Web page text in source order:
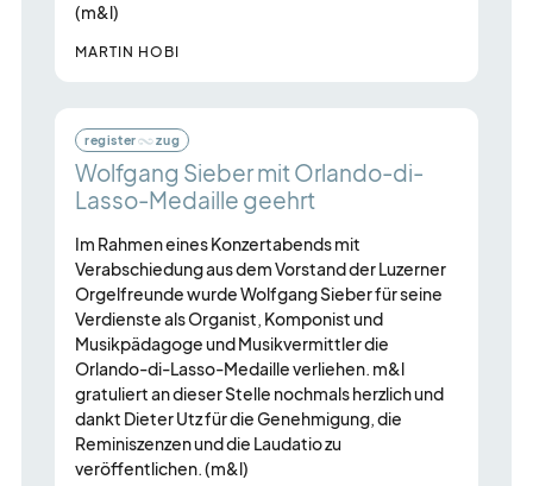
(m&l)
MARTIN HOBI
register zug
Wolfgang Sieber mit Orlando-di-
Lasso-Medaille geehrt
Im Rahmen eines Konzertabends mit
Verabschiedung aus dem Vorstand der Luzerner
Orgelfreunde wurde Wolfgang Sieber für seine
Verdienste als Organist, Komponist und
Musikpädagoge und Musikvermittler die
Orlando-di-Lasso-Medaille verliehen. m&l
gratuliert an dieser Stelle nochmals herzlich und
dankt Dieter Utz für die Genehmigung, die
Reminiszenzen und die Laudatio zu
veröffentlichen. (m&l)